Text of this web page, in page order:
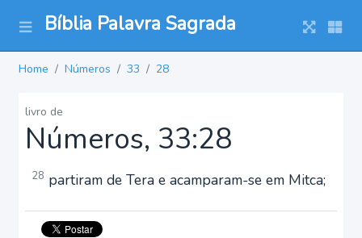
Bíblia Palavra Sagrada
Home Números 33 28
livro de
Números, 33:28
28 partiram de Tera e acamparam-se em Mitca;